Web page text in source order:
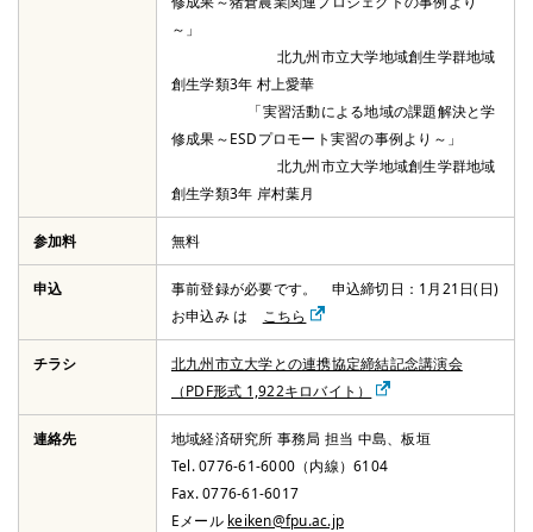
～」
北九州市⽴⼤学地域創⽣学群地域
創⽣学類3年 村上愛華
「実習活動による地域の課題解決と学
修成果～ESDプロモート実習の事例より～」
北九州市⽴⼤学地域創⽣学群地域
創⽣学類3年 岸村葉⽉
参加料 無料
申込
事前登録が必要です。 申込締切日：1月21日(日)
お申込み は こちら
チラシ
北九州市立大学との連携協定締結記念講演会
（PDF形式 1,922キロバイト）
連絡先
地域経済研究所 事務局 担当 中島、板垣
Tel. 0776-61-6000（内線）6104
Fax. 0776-61-6017
Eメール keiken@fpu.ac.jp